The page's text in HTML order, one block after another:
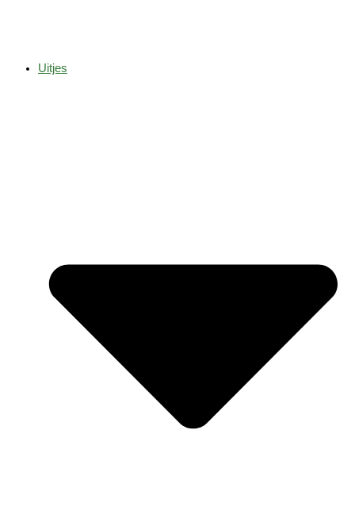
Uitjes